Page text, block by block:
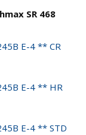
SR 468
E-4 ** CR
E-4 ** HR
E-4 ** STD